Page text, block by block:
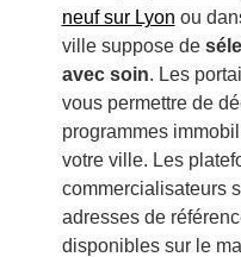
neuf sur Lyon ou
ville suppose de
avec soin. Les
vous permettre de
programmes
votre ville. Les
commercialisateurs
adresses de
disponibles sur le